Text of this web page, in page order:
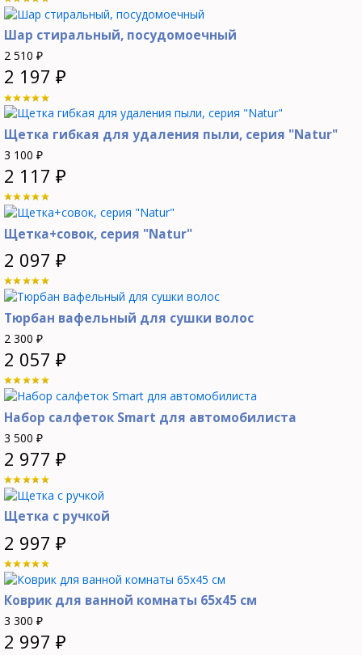
Шар стиральный, посудомоечный
2 510 ₽
2 197 ₽
Щетка гибкая для удаления пыли, серия "Natur"
3 100 ₽
2 117 ₽
Щетка+совок, серия "Natur"
2 097 ₽
Тюрбан вафельный для сушки волос
2 300 ₽
2 057 ₽
Набор салфеток Smart для автомобилиста
3 500 ₽
2 977 ₽
Щетка с ручкой
2 997 ₽
Коврик для ванной комнаты 65х45 см
3 300 ₽
2 997 ₽